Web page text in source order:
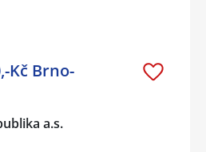
Kč Brno-
a.s.